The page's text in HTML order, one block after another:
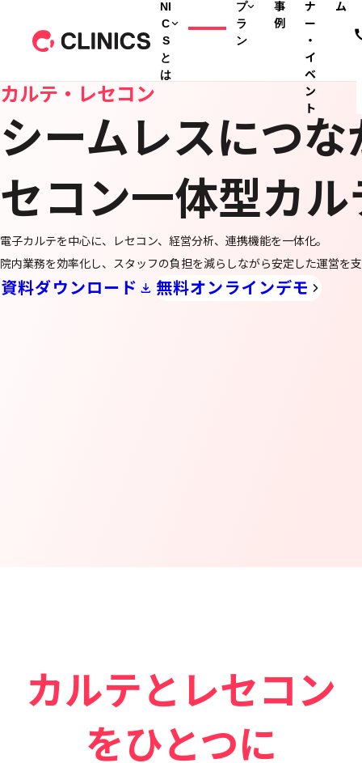
NI
C
S
と
は
プ
ラ
ン
事
例
ナ
ー
・
イ
ベ
ン
ト
ム
カルテ・レセコン
シームレスにつな
セコン一体型カル
電子カルテを中心に、レセコン、経営分析、連携機能を一体化。
院内業務を効率化し、スタッフの負担を減らしながら安定した運営を
資料ダウンロード 無料オンラインデモ
カルテとレセコン
をひとつに